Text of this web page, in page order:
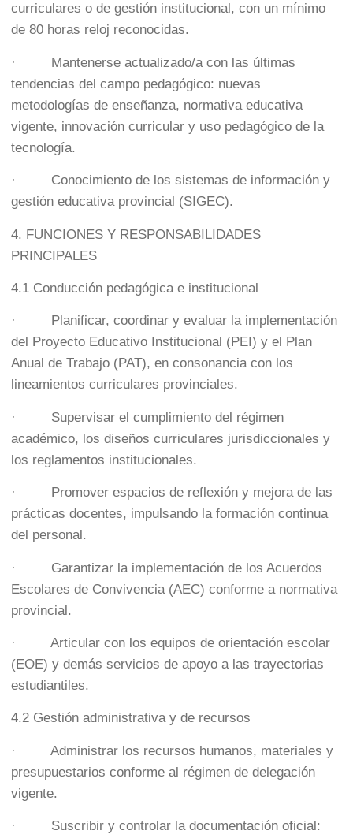
curriculares o de gestión institucional, con un mínimo
de 80 horas reloj reconocidas.
· Mantenerse actualizado/a con las últimas
tendencias del campo pedagógico: nuevas
metodologías de enseñanza, normativa educativa
vigente, innovación curricular y uso pedagógico de la
tecnología.
· Conocimiento de los sistemas de información y
gestión educativa provincial (SIGEC).
4. FUNCIONES Y RESPONSABILIDADES
PRINCIPALES
4.1 Conducción pedagógica e institucional
· Planificar, coordinar y evaluar la implementación
del Proyecto Educativo Institucional (PEI) y el Plan
Anual de Trabajo (PAT), en consonancia con los
lineamientos curriculares provinciales.
· Supervisar el cumplimiento del régimen
académico, los diseños curriculares jurisdiccionales y
los reglamentos institucionales.
· Promover espacios de reflexión y mejora de las
prácticas docentes, impulsando la formación continua
del personal.
· Garantizar la implementación de los Acuerdos
Escolares de Convivencia (AEC) conforme a normativa
provincial.
· Articular con los equipos de orientación escolar
(EOE) y demás servicios de apoyo a las trayectorias
estudiantiles.
4.2 Gestión administrativa y de recursos
· Administrar los recursos humanos, materiales y
presupuestarios conforme al régimen de delegación
vigente.
· Suscribir y controlar la documentación oficial: